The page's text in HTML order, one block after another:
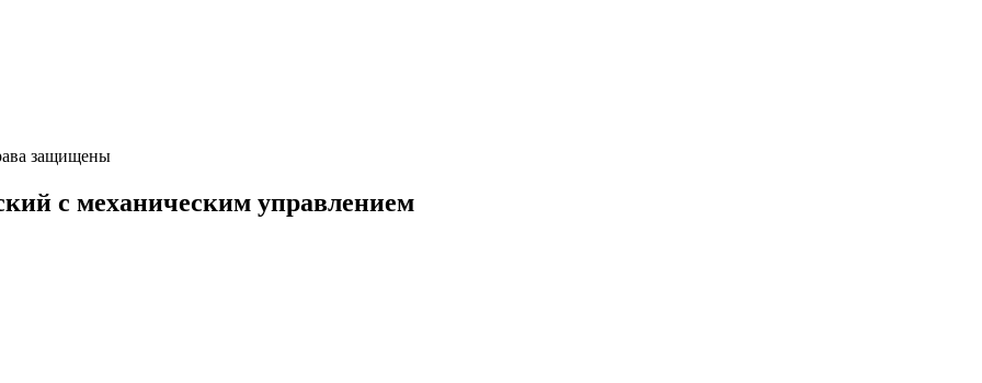
защищены
с механическим управлением